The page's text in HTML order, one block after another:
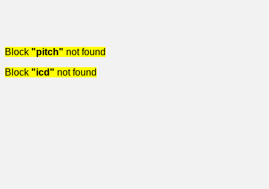
Block "pitch" not found
Block "icd" not found